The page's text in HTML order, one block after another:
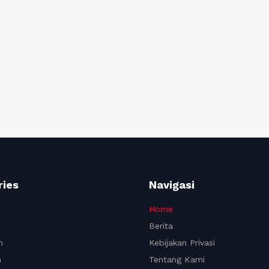
Navigasi
Home
Berita
Kebijakan Privasi
Tentang Kami